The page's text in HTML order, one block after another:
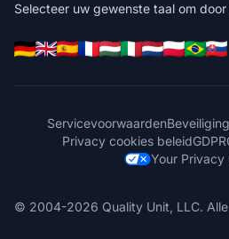
Selecteer uw gewenste taal om
Servicevoorwaarden
Privacy cookies beleidGDPR
Your Privacy
© 2004-2026 Quality Unit, LLC. Alle